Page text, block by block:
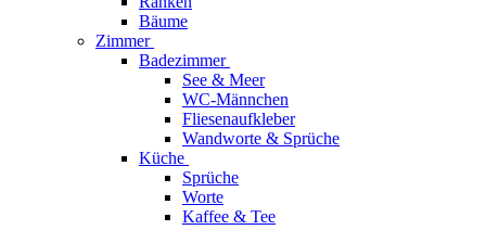
Bäume
Zimmer
Badezimmer
See & Meer
WC-Männchen
Fliesenaufkleber
Wandworte & Sprüche
Küche
Sprüche
Worte
Kaffee & Tee